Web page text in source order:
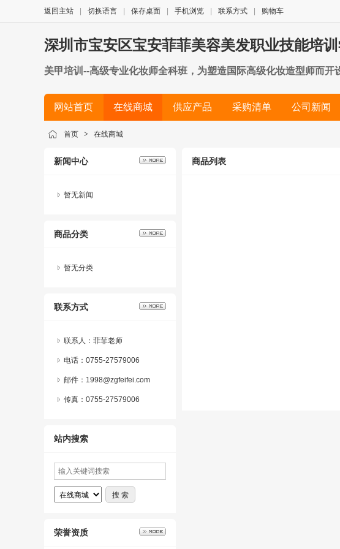
返回主站 切换语言 保存桌面 手机浏览 联系方式 购物车
深圳市宝安区宝安菲菲美容美发职业技能培
美甲培训--高级专业化妆师全科班，为塑造国际高级化妆造型师而
科班高级为塑造国际专业高级美容师而开设的。针对零基础的学员
考取国家高级美容师文凭的必修课程。zgfeifei
网站首页 在线商城 供应产品 采购清单 公司新闻
简历
首页 > 在线商城
新闻中心
暂无新闻
商品分类
暂无分类
联系方式
联系人：菲菲老师
电话：0755-27579006
邮件：1998@zgfeifei.com
传真：0755-27579006
站内搜索
荣誉资质
商品列表